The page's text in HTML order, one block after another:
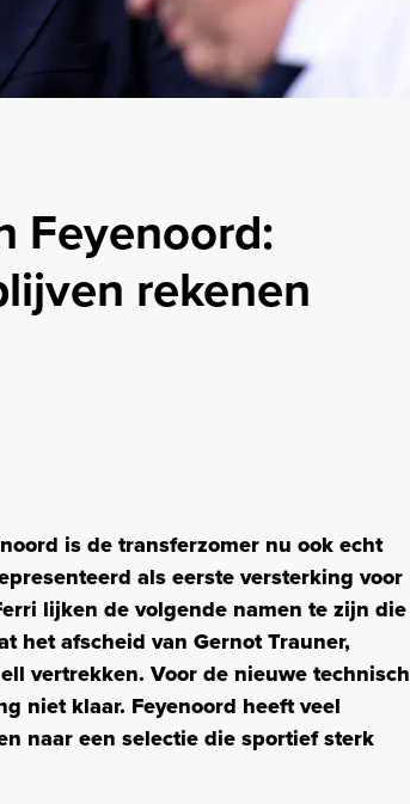
Feyenoord:
rekenen
is de transferzomer nu ook echt
als eerste versterking voor
lijken de volgende namen te zijn die
het afscheid van Gernot Trauner,
vertrekken. Voor de nieuwe technisch
niet klaar. Feyenoord heeft veel
naar een selectie die sportief sterk